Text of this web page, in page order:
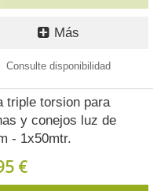
Más
Consulte disponibilidad
triple torsion para
y conejos luz de
- 1x50mtr.
€